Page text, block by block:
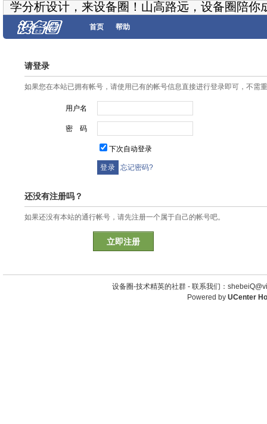
学分析设计，来设备圈！山高路远，设备圈陪你
首页 帮助
请登录
如果您在本站已拥有帐号，请使用已有的帐号信息直接进行登录即可，不需
用户名
密 码
下次自动登录
忘记密码?
还没有注册吗？
如果还没有本站的通行帐号，请先注册一个属于自己的帐号吧。
立即注册
设备圈-技术精英的社群 - 联系我们：
Powered by UCenter